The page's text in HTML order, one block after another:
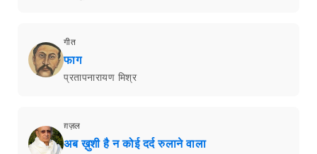
गीत
फाग
प्रतापनारायण मिश्र
ग़ज़ल
अब ख़ुशी है न कोई दर्द रुलाने वाला